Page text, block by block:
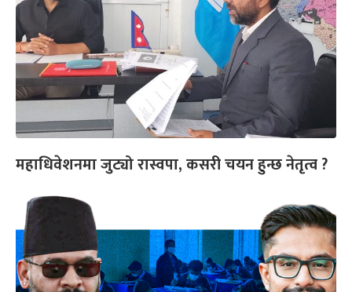
महाधिवेशनमा जुट्यो रास्वपा, कसरी चयन हुन्छ नेतृत्व ?